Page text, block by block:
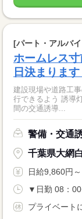
[パート・アルバ
ホームレス
日決まりま
建設現場や道路工事の 「
行できるよう 誘導灯を振って案内！
間の交通誘導...
警備・交通
千葉県大網
日給9,860円～
▼日勤 08：00
プライベート